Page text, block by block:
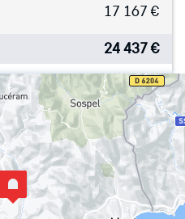
17 167 €
24 437€